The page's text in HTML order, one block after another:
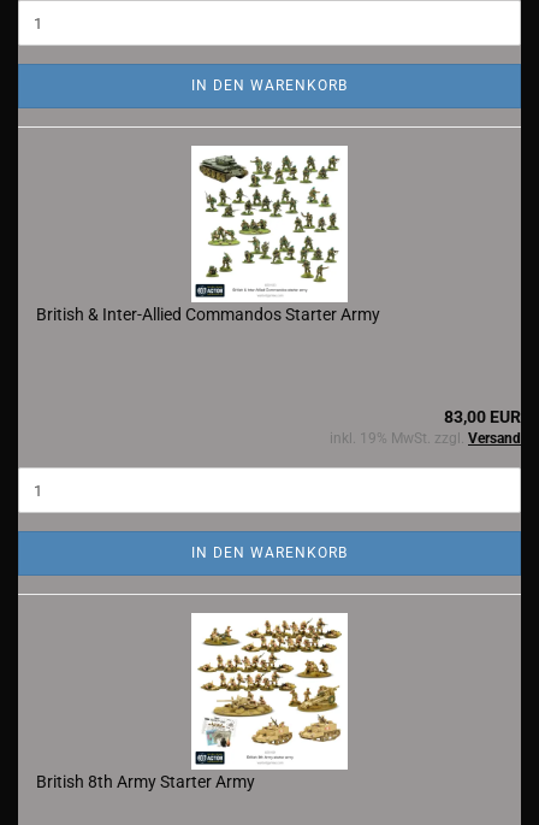
IN DEN WARENKORB
British & Inter-Allied Commandos Starter Army
83,00 EUR
inkl. 19% MwSt. zzgl. Versand
IN DEN WARENKORB
British 8th Army Starter Army